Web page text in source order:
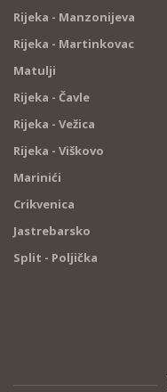
Rijeka - Manzonijeva
Rijeka - Martinkovac
Matulji
Rijeka - Čavle
Rijeka - Vežica
Rijeka - Viškovo
Marinići
Crikvenica
Jastrebarsko
Split - Poljička